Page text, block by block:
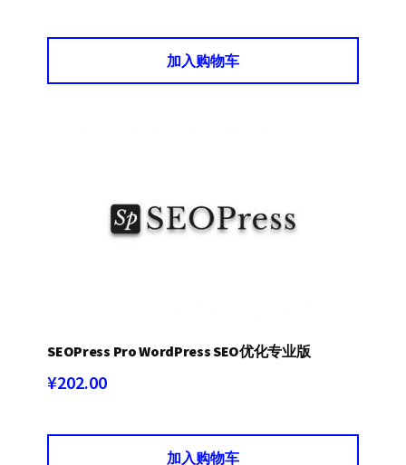
加入购物车
SEOPress Pro WordPress SEO优化专业版
¥202.00
加入购物车